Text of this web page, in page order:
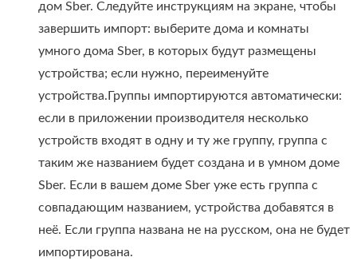
дом Sber. Следуйте инструкциям на экране, чтобы
завершить импорт: выберите дома и комнаты
умного дома Sber, в которых будут размещены
устройства; если нужно, переименуйте
устройства.Группы импортируются автоматически:
если в приложении производителя несколько
устройств входят в одну и ту же группу, группа с
таким же названием будет создана и в умном доме
Sber. Если в вашем доме Sber уже есть группа с
совпадающим названием, устройства добавятся в
неё. Если группа названа не на русском, она не будет
импортирована.